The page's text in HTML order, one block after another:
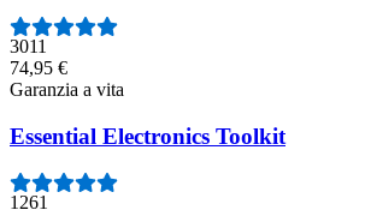
3011
74,95 €
Garanzia a vita
Essential Electronics Toolkit
1261